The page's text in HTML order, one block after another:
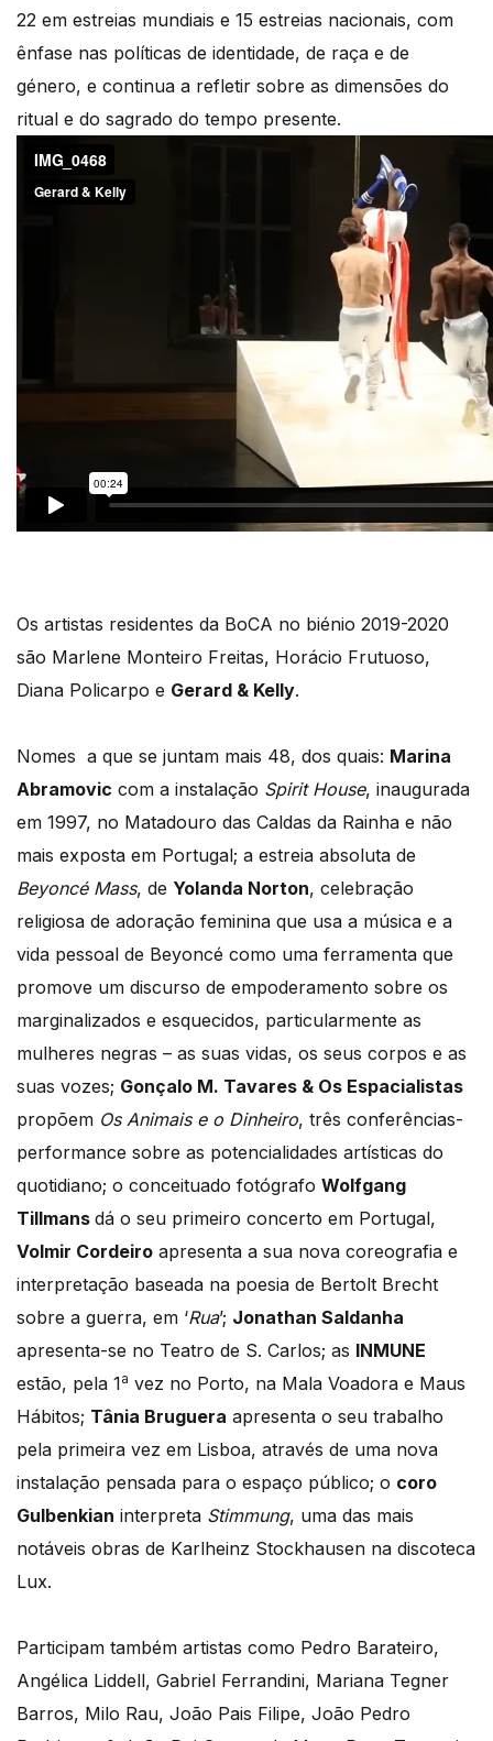
22 em estreias mundiais e 15 estreias nacionais, com
ênfase nas políticas de identidade, de raça e de
género, e continua a refletir sobre as dimensões do
ritual e do sagrado do tempo presente.
Os artistas residentes da BoCA no biénio 2019-2020
são Marlene Monteiro Freitas, Horácio Frutuoso,
Diana Policarpo e Gerard & Kelly.
Nomes a que se juntam mais 48, dos quais: Marina
Abramovic com a instalação Spirit House, inaugurada
em 1997, no Matadouro das Caldas da Rainha e não
mais exposta em Portugal; a estreia absoluta de
Beyoncé Mass, de Yolanda Norton, celebração
religiosa de adoração feminina que usa a música e a
vida pessoal de Beyoncé como uma ferramenta que
promove um discurso de empoderamento sobre os
marginalizados e esquecidos, particularmente as
mulheres negras – as suas vidas, os seus corpos e as
suas vozes; Gonçalo M. Tavares & Os Espacialistas
propõem Os Animais e o Dinheiro, três conferências-
performance sobre as potencialidades artísticas do
quotidiano; o conceituado fotógrafo Wolfgang
Tillmans dá o seu primeiro concerto em Portugal,
Volmir Cordeiro apresenta a sua nova coreografia e
interpretação baseada na poesia de Bertolt Brecht
sobre a guerra, em ‘Rua’; Jonathan Saldanha
apresenta-se no Teatro de S. Carlos; as INMUNE
estão, pela 1a vez no Porto, na Mala Voadora e Maus
Hábitos; Tânia Bruguera apresenta o seu trabalho
pela primeira vez em Lisboa, através de uma nova
instalação pensada para o espaço público; o coro
Gulbenkian interpreta Stimmung, uma das mais
notáveis obras de Karlheinz Stockhausen na discoteca
Lux.
Participam também artistas como Pedro Barateiro,
Angélica Liddell, Gabriel Ferrandini, Mariana Tegner
Barros, Milo Rau, João Pais Filipe, João Pedro